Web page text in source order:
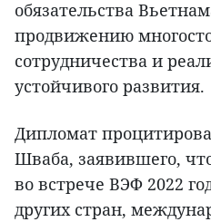
обязательства
продвижению
сотрудничества и
устойчивого развития.
Дипломат
Шваба, заявившего,
во встрече ВЭФ 2022
других стран,